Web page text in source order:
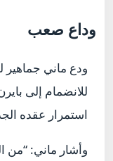
وداع صعب
ودع ماني جماهير
استمرار عقده الجديد حتى
وأشار ماني: “من